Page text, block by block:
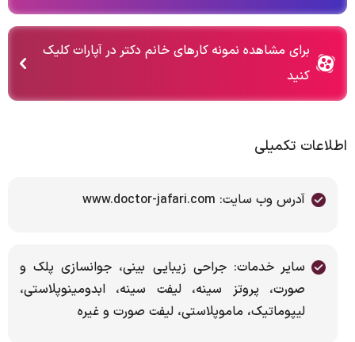
برای مشاهده نمونه کارهای خانم دکتر در آپارات کلیک
کنید
اطلاعات تکمیلی
آدرس وب سایت: www.doctor-jafari.com
سایر خدمات: جراحی زیبایی بینی، جوانسازی پلک و
صورت، پروتز سینه، لیفت سینه، ابدومینوپلاستی،
لیپوماتیک، ماموپلاستی، لیفت صورت و غیره